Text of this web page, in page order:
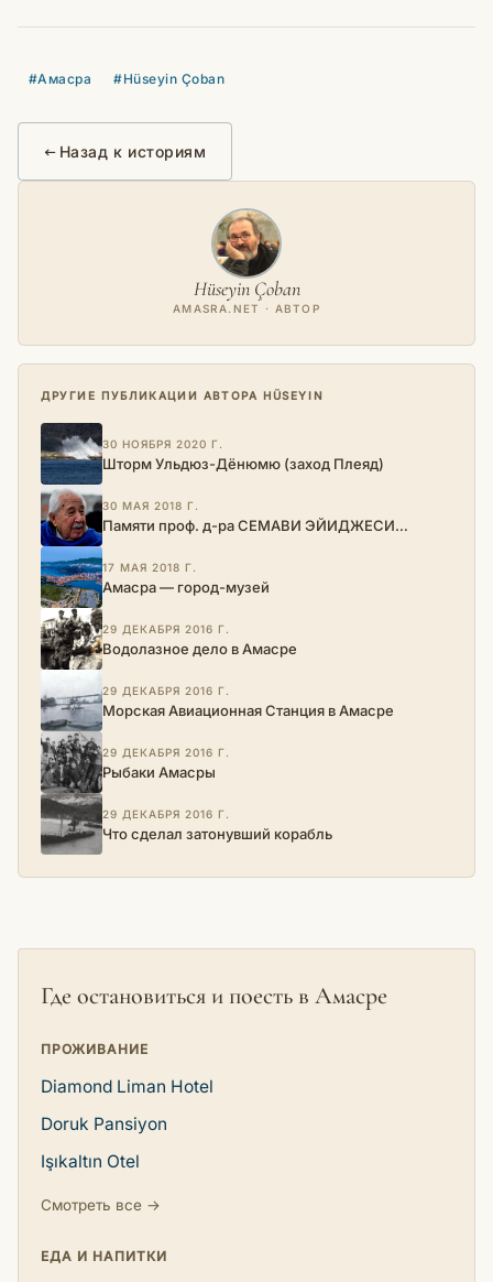
#Амасра #Hüseyin Çoban
Назад к историям
Hüseyin Çoban
AMASRA.NET · АВТОР
ДРУГИЕ ПУБЛИКАЦИИ АВТОРА HÜSEYIN
30 НОЯБРЯ 2020 Г.
Шторм Ульдюз-Дёнюмю (заход Плеяд)
30 МАЯ 2018 Г.
Памяти проф. д-ра СЕМАВИ ЭЙИДЖЕСИ…
17 МАЯ 2018 Г.
Амасра — город-музей
29 ДЕКАБРЯ 2016 Г.
Водолазное дело в Амасре
29 ДЕКАБРЯ 2016 Г.
Морская Авиационная Станция в Амасре
29 ДЕКАБРЯ 2016 Г.
Рыбаки Амасры
29 ДЕКАБРЯ 2016 Г.
Что сделал затонувший корабль
Где остановиться и поесть в Амасре
ПРОЖИВАНИЕ
Diamond Liman Hotel
Doruk Pansiyon
Işıkaltın Otel
Смотреть все →
ЕДА И НАПИТКИ